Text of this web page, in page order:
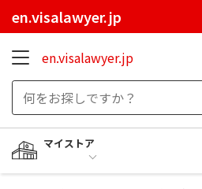
en.visalawyer.jp
en.visalawyer.jp
マイストア